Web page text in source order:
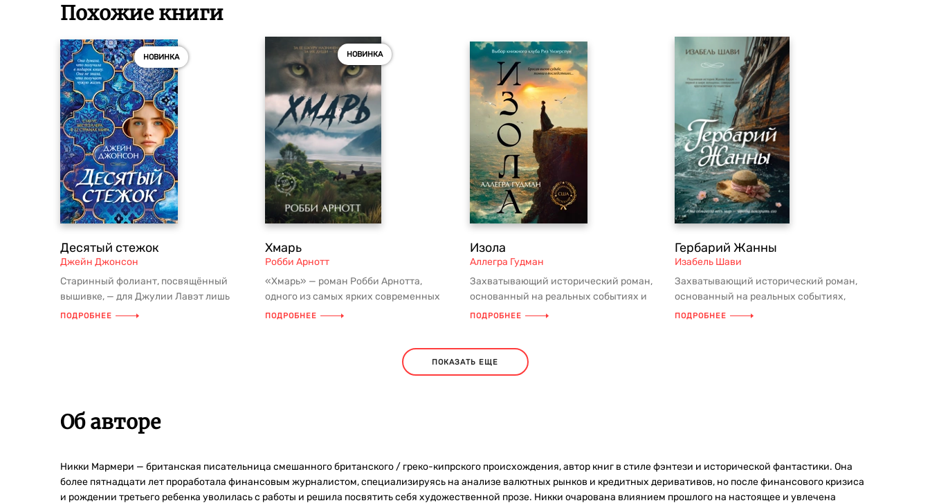
Похожие книги
НОВИНКА
Десятый стежок
Джейн Джонсон
Старинный фолиант, посвящённый
вышивке, — для Джулии Лавэт лишь
прощальный подарок бывшего
ПОДРОБНЕЕ
НОВИНКА
Хмарь
Робби Арнотт
«Хмарь» — роман Робби Арнотта,
одного из самых ярких современных
австралийских писателей. История
ПОДРОБНЕЕ
Изола
Аллегра Гудман
Захватывающий исторический роман,
основанный на реальных событиях и
рассказывающий об удивительных п...
ПОДРОБНЕЕ
Гербарий Жанны
Изабель Шави
Захватывающий исторический роман,
основанный на реальных событиях,
рассказывает об удивительных прик...
ПОДРОБНЕЕ
ПОКАЗАТЬ ЕЩЕ
Об авторе
Никки Мармери — британская писательница смешанного британского / греко-кипрского происхождения, автор книг в стиле фэнтези и исторической фантастики. Она
более пятнадцати лет проработала финансовым журналистом, специализируясь на анализе валютных рынков и кредитных деривативов, но после финансового кризиса
и рождении третьего ребенка уволилась с работы и решила посвятить себя художественной прозе. Никки очарована влиянием прошлого на настоящее и увлечена